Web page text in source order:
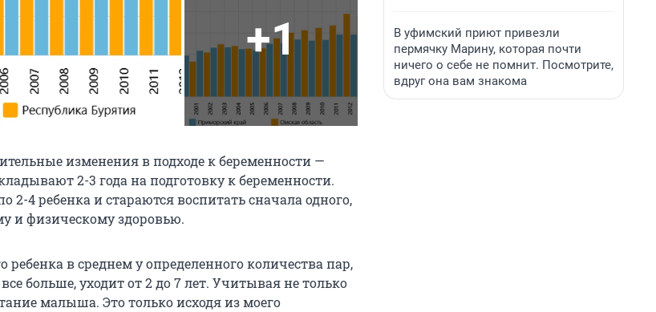
+1
изменения в подходе к беременности —
2-3 года на подготовку к беременности.
2-4 ребенка и стараются воспитать сначала одного,
и физическому здоровью.
ребенка в среднем у определенного количества пар,
больше, уходит от 2 до 7 лет. Учитывая не только
малыша. Это только исходя из моего
В уфимский приют привезли
пермячку Марину, которая почти
ничего о себе не помнит. Посмотрите,
вдруг она вам знакома